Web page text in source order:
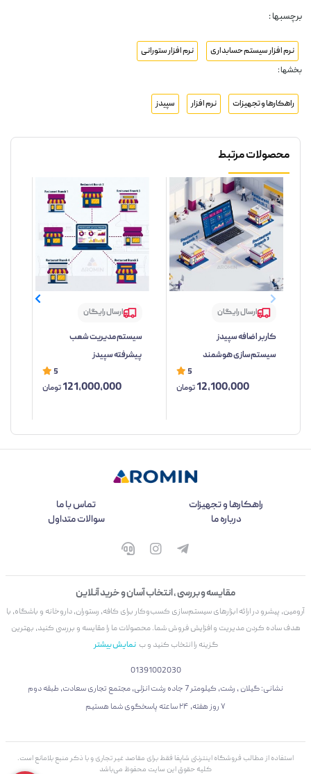
برچسبها :
نرم افزار سیستم حسابداری
نرم افزار ستورانی
بخشها :
راهکارها و تجهیزات نرم افزار سپیدز
محصولات مرتبط
ارسال رایگان
کاربر اضافه سپیدز
سیستم‌سازی هوشمند
5
12,100,000تومان
ارسال رایگان
سیستم مدیریت شعب
پیشرفته سپیدز
5
121,000,000تومان
راهکارها و تجهیزات
تماس با ما
درباره ما
سوالات متداول
مقایسه و بررسی ، انتخاب آسان و خرید آنلاین
آرومین، پیشرو در ارائه ابزارهای سیستم‌سازی کسب‌وکار برای کافه، رستوران، داروخانه و باشگاه، با
هدف ساده کردن مدیریت و افزایش فروش شما. محصولات ما را مقایسه و بررسی کنید، بهترین
گزینه را انتخاب کنید و ب نمایش بیشتر
01391002030
نشانی: گیلان ، رشت، کیلومتر 7 جاده رشت انزلی، مجتمع تجاری سعادت، طبقه دوم
۷ روز هفته، ۲۴ ساعته پاسخگوی شما هستیم
استفاده از مطالب فروشگاه اینترنتی شاپفا فقط برای مقاصد غیر تجاری و با ذکر منبع بلامانع است.
کليه حقوق اين سايت محفوظ می‌باشد